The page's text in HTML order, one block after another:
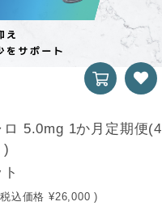
ロ 5.0mg 1か月定期便(4
)
込価格 ¥26,000 )